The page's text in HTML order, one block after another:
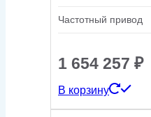
Частотный привод
1 654 257 ₽
В корзину